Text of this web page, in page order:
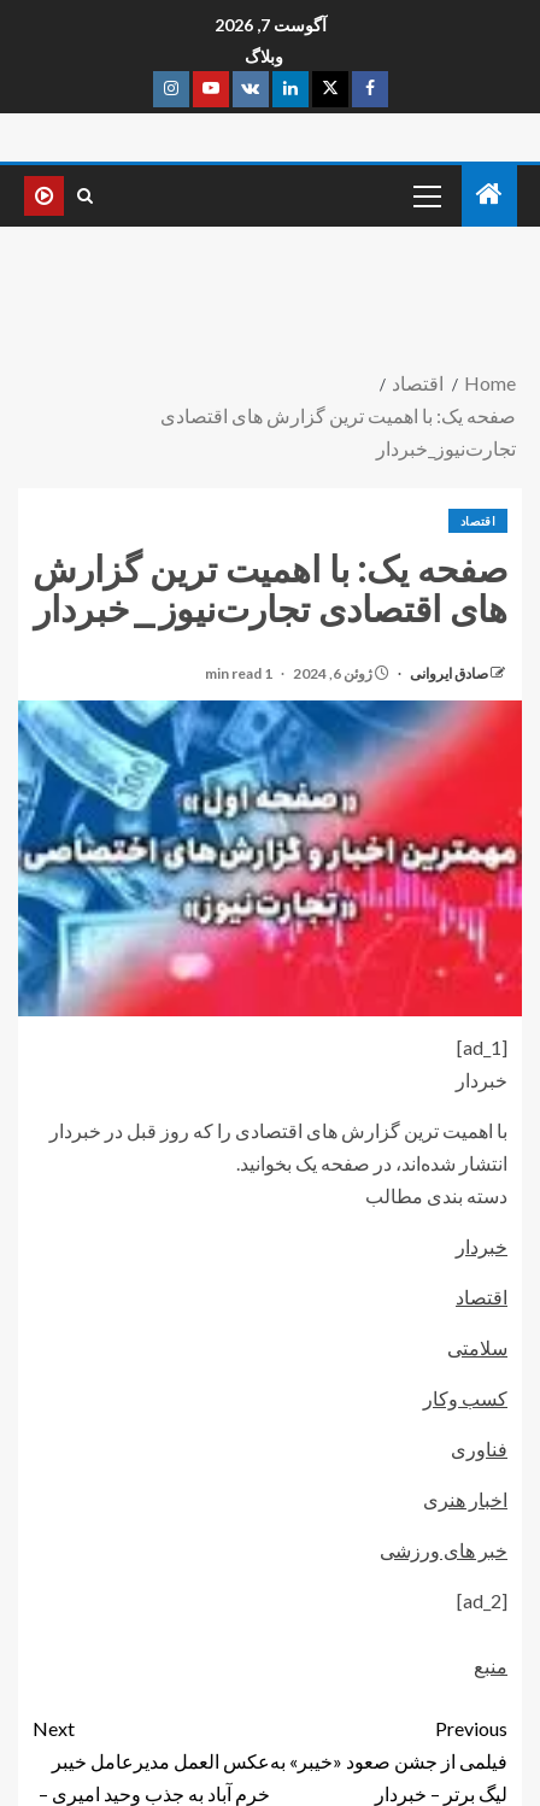
آگوست 7, 2026
وبلاگ
Home
اقتصاد
صفحه یک: با اهمیت ترین گزارش های اقتصادی
تجارت‌نیوز_خبردار
اقتصاد
صفحه یک: با اهمیت ترین گزارش
های اقتصادی تجارت‌نیوز_خبردار
صادق ایروانی ژوئن 6, 2024 1 min read
[ad_1]
خبردار
با اهمیت ترین گزارش های اقتصادی را که روز قبل در خبردار
انتشار شده‌اند، در صفحه یک بخوانید.
دسته بندی مطالب
خبردار
اقتصاد
سلامتی
کسب وکار
فناوری
اخبار هنری
خبر های ورزشی
[ad_2]
منبع
Previous
فیلمی از جشن صعود «خیبر» به
لیگ برتر – خبردار
Next
عکس العمل مدیرعامل خیبر
خرم آباد به جذب وحید امیری –